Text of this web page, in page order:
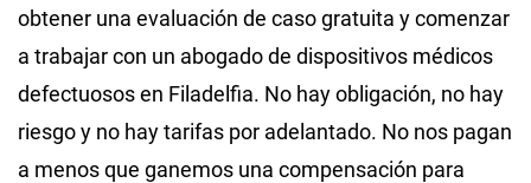
obtener una evaluación de caso gratuita y comenzar
a trabajar con un abogado de dispositivos médicos
defectuosos en Filadelfia. No hay obligación, no hay
riesgo y no hay tarifas por adelantado. No nos pagan
a menos que ganemos una compensación para